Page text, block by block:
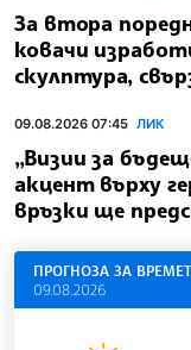
За втора
ковачи
скулптура,
09.08.2026 07:45 ЛИК
„Визии за
акцент върху
връзки ще
ПРОГНОЗА ЗА
09.08.2026